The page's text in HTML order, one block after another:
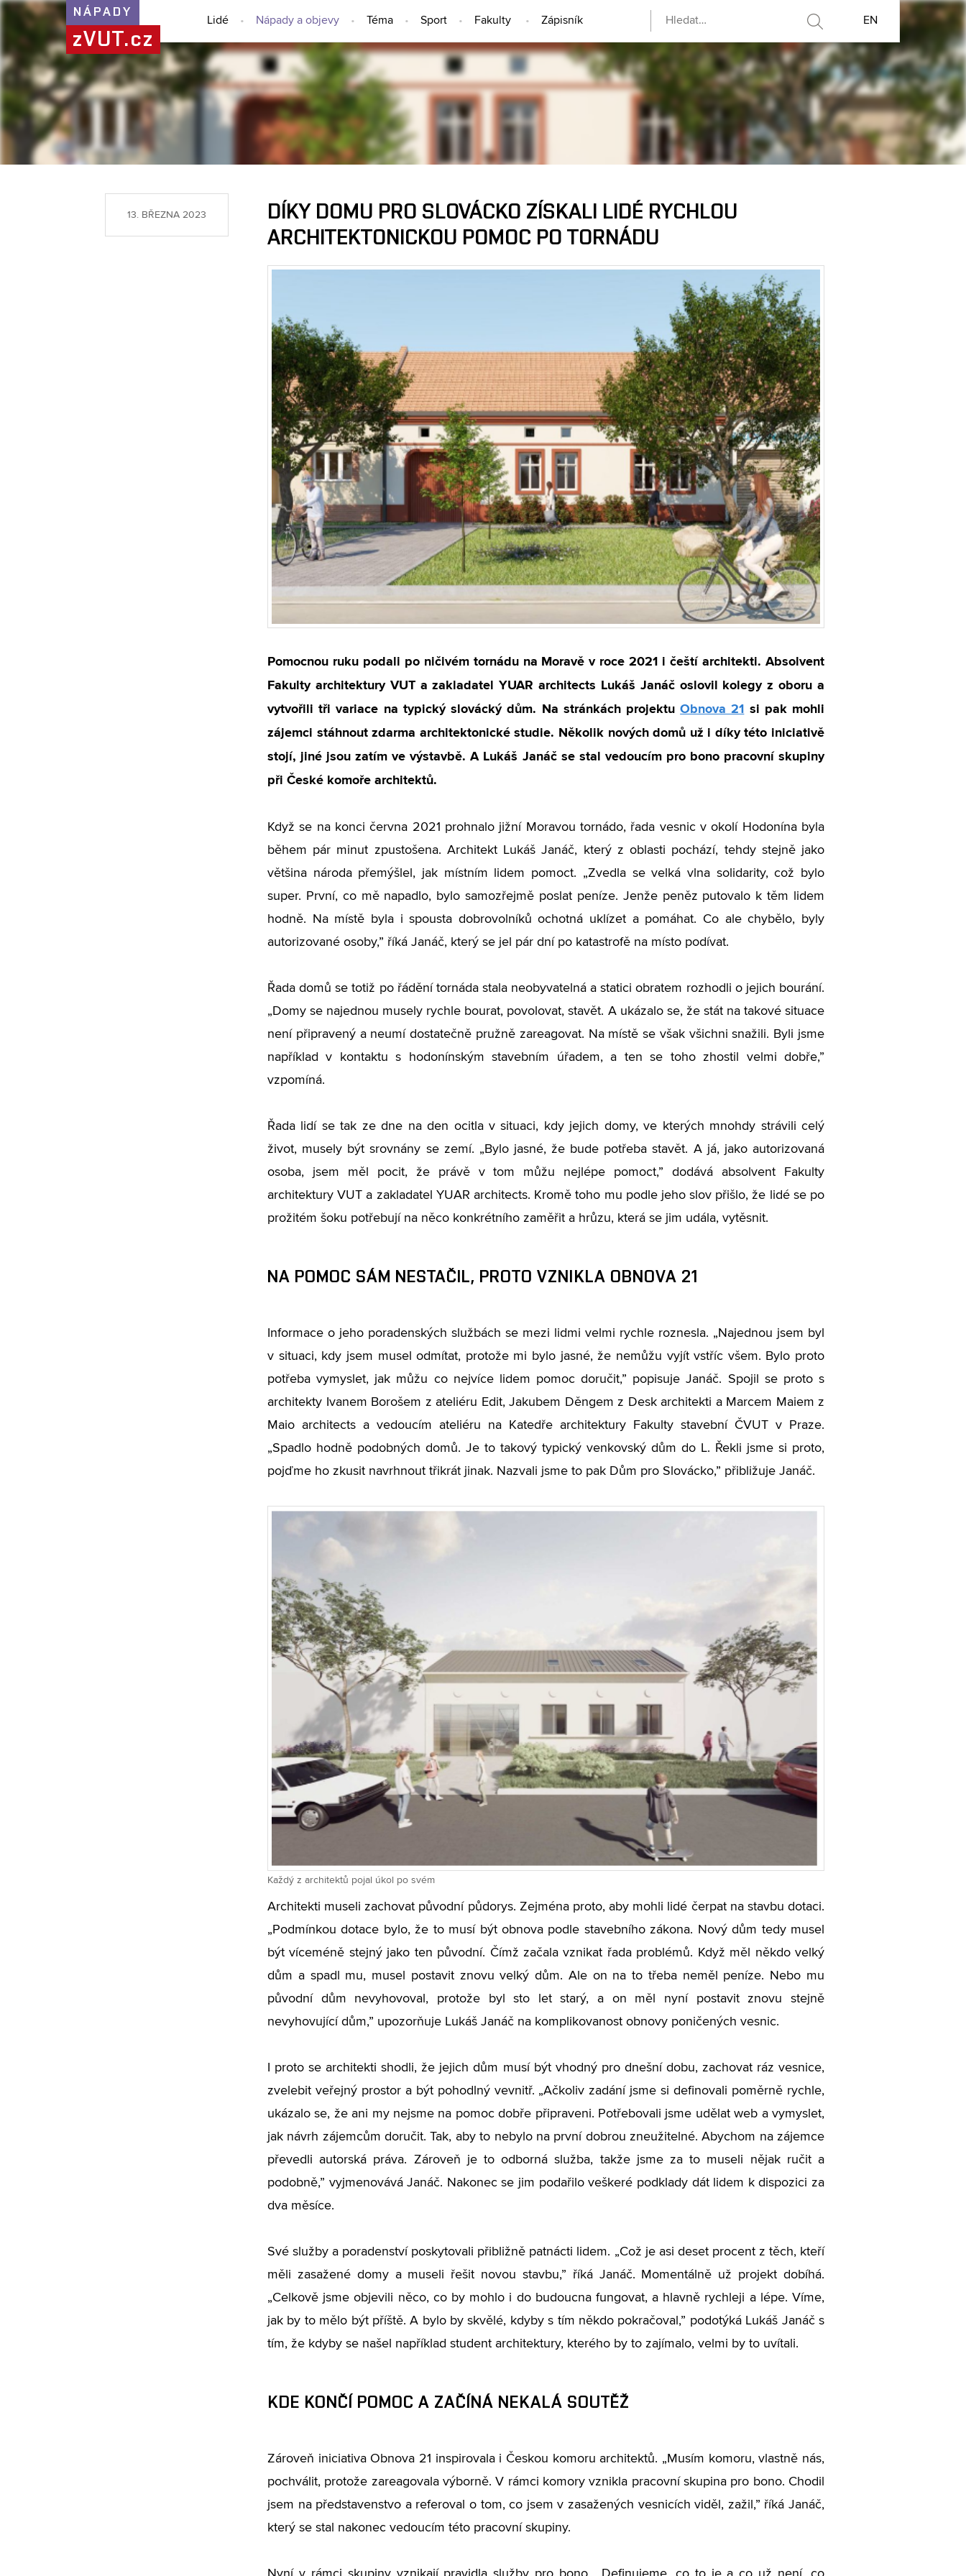
NÁPADY
zVUT.cz
Lidé Nápady a objevy Téma Sport Fakulty Zápisník EN
NÁPADY A OBJEVY
13. BŘEZNA 2023
DÍKY DOMU PRO SLOVÁCKO ZÍSKALI LIDÉ RYCHLOU
ARCHITEKTONICKOU POMOC PO TORNÁDU
Pomocnou ruku podali po ničivém tornádu na Moravě v roce 2021 i čeští architekti. Absolvent
Fakulty architektury VUT a zakladatel YUAR architects Lukáš Janáč oslovil kolegy z oboru a
vytvořili tři variace na typický slovácký dům. Na stránkách projektuObnova 21 si pak mohli
zájemci stáhnout zdarma architektonické studie. Několik nových domů už i díky této iniciativě
stojí, jiné jsou zatím ve výstavbě. A Lukáš Janáč se stal vedoucím pro bono pracovní skupiny
při České komoře architektů.
Když se na konci června 2021 prohnalo jižní Moravou tornádo, řada vesnic v okolí Hodonína byla
během pár minut zpustošena. Architekt Lukáš Janáč, který z oblasti pochází, tehdy stejně jako
většina národa přemýšlel, jak místním lidem pomoct. „Zvedla se velká vlna solidarity, což bylo
super. První, co mě napadlo, bylo samozřejmě poslat peníze. Jenže peněz putovalo k těm lidem
hodně. Na místě byla i spousta dobrovolníků ochotná uklízet a pomáhat. Co ale chybělo, byly
autorizované osoby,” říká Janáč, který se jel pár dní po katastrofě na místo podívat.
Řada domů se totiž po řádění tornáda stala neobyvatelná a statici obratem rozhodli o jejich bourání.
„Domy se najednou musely rychle bourat, povolovat, stavět. A ukázalo se, že stát na takové situace
není připravený a neumí dostatečně pružně zareagovat. Na místě se však všichni snažili. Byli jsme
například v kontaktu s hodonínským stavebním úřadem, a ten se toho zhostil velmi dobře,”
vzpomíná.
Řada lidí se tak ze dne na den ocitla v situaci, kdy jejich domy, ve kterých mnohdy strávili celý
život, musely být srovnány se zemí. „Bylo jasné, že bude potřeba stavět. A já, jako autorizovaná
osoba, jsem měl pocit, že právě v tom můžu nejlépe pomoct,” dodává absolvent Fakulty
architektury VUT a zakladatel YUAR architects. Kromě toho mu podle jeho slov přišlo, že lidé se po
prožitém šoku potřebují na něco konkrétního zaměřit a hrůzu, která se jim udála, vytěsnit.
NA POMOC SÁM NESTAČIL, PROTO VZNIKLA OBNOVA 21
Informace o jeho poradenských službách se mezi lidmi velmi rychle roznesla. „Najednou jsem byl
v situaci, kdy jsem musel odmítat, protože mi bylo jasné, že nemůžu vyjít vstříc všem. Bylo proto
potřeba vymyslet, jak můžu co nejvíce lidem pomoc doručit,” popisuje Janáč. Spojil se proto s
architekty Ivanem Borošem z ateliéru Edit, Jakubem Děngem z Desk architekti a Marcem Maiem z
Maio architects a vedoucím ateliéru na Katedře architektury Fakulty stavební ČVUT v Praze.
„Spadlo hodně podobných domů. Je to takový typický venkovský dům do L. Řekli jsme si proto,
pojďme ho zkusit navrhnout třikrát jinak. Nazvali jsme to pak Dům pro Slovácko,” přibližuje Janáč.
Každý z architektů pojal úkol po svém
Architekti museli zachovat původní půdorys. Zejména proto, aby mohli lidé čerpat na stavbu dotaci.
„Podmínkou dotace bylo, že to musí být obnova podle stavebního zákona. Nový dům tedy musel
být víceméně stejný jako ten původní. Čímž začala vznikat řada problémů. Když měl někdo velký
dům a spadl mu, musel postavit znovu velký dům. Ale on na to třeba neměl peníze. Nebo mu
původní dům nevyhovoval, protože byl sto let starý, a on měl nyní postavit znovu stejně
nevyhovující dům,” upozorňuje Lukáš Janáč na komplikovanost obnovy poničených vesnic.
I proto se architekti shodli, že jejich dům musí být vhodný pro dnešní dobu, zachovat ráz vesnice,
zvelebit veřejný prostor a být pohodlný vevnitř. „Ačkoliv zadání jsme si definovali poměrně rychle,
ukázalo se, že ani my nejsme na pomoc dobře připraveni. Potřebovali jsme udělat web a vymyslet,
jak návrh zájemcům doručit. Tak, aby to nebylo na první dobrou zneužitelné. Abychom na zájemce
převedli autorská práva. Zároveň je to odborná služba, takže jsme za to museli nějak ručit a
podobně,” vyjmenovává Janáč. Nakonec se jim podařilo veškeré podklady dát lidem k dispozici za
dva měsíce.
Své služby a poradenství poskytovali přibližně patnácti lidem. „Což je asi deset procent z těch, kteří
měli zasažené domy a museli řešit novou stavbu,” říká Janáč. Momentálně už projekt dobíhá.
„Celkově jsme objevili něco, co by mohlo i do budoucna fungovat, a hlavně rychleji a lépe. Víme,
jak by to mělo být příště. A bylo by skvělé, kdyby s tím někdo pokračoval,” podotýká Lukáš Janáč s
tím, že kdyby se našel například student architektury, kterého by to zajímalo, velmi by to uvítali.
KDE KONČÍ POMOC A ZAČÍNÁ NEKALÁ SOUTĚŽ
Zároveň iniciativa Obnova 21 inspirovala i Českou komoru architektů. „Musím komoru, vlastně nás,
pochválit, protože zareagovala výborně. V rámci komory vznikla pracovní skupina pro bono. Chodil
jsem na představenstvo a referoval o tom, co jsem v zasažených vesnicích viděl, zažil,” říká Janáč,
který se stal nakonec vedoucím této pracovní skupiny.